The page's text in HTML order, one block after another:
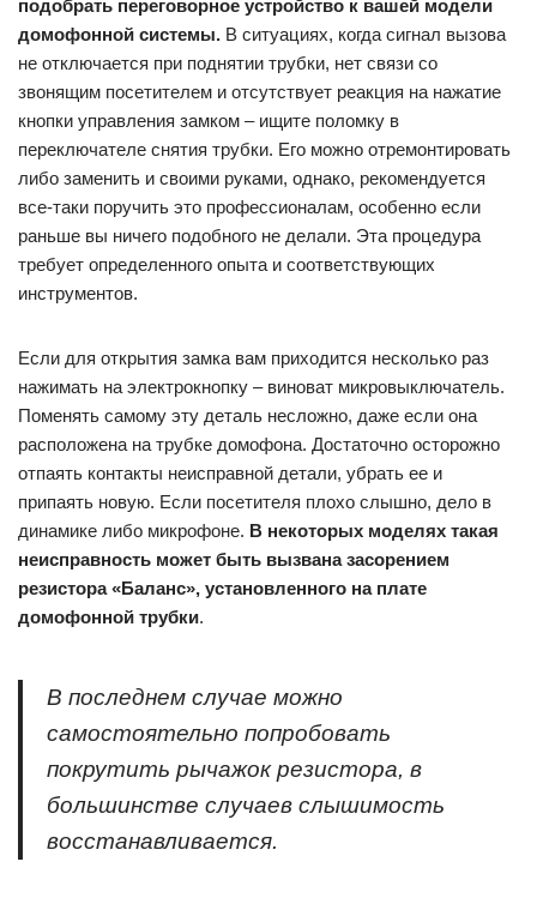
подобрать переговорное устройство к вашей модели
домофонной системы. В ситуациях, когда сигнал вызова
не отключается при поднятии трубки, нет связи со
звонящим посетителем и отсутствует реакция на нажатие
кнопки управления замком – ищите поломку в
переключателе снятия трубки. Его можно отремонтировать
либо заменить и своими руками, однако, рекомендуется
все-таки поручить это профессионалам, особенно если
раньше вы ничего подобного не делали. Эта процедура
требует определенного опыта и соответствующих
инструментов.
Если для открытия замка вам приходится несколько раз
нажимать на электрокнопку – виноват микровыключатель.
Поменять самому эту деталь несложно, даже если она
расположена на трубке домофона. Достаточно осторожно
отпаять контакты неисправной детали, убрать ее и
припаять новую. Если посетителя плохо слышно, дело в
динамике либо микрофоне. В некоторых моделях такая
неисправность может быть вызвана засорением
резистора «Баланс», установленного на плате
домофонной трубки.
В последнем случае можно
самостоятельно попробовать
покрутить рычажок резистора, в
большинстве случаев слышимость
восстанавливается.